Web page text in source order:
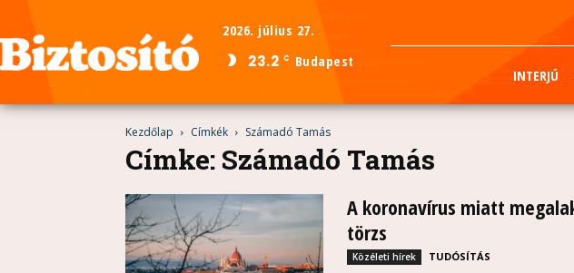
2026. július 27.
23.2 C Budapest
INTERJÚ
Kezdőlap Címkék Számadó Tamás
Címke: Számadó Tamás
A koronavírus miatt
törzs
Közéleti hírek TUDÓSÍTÁS